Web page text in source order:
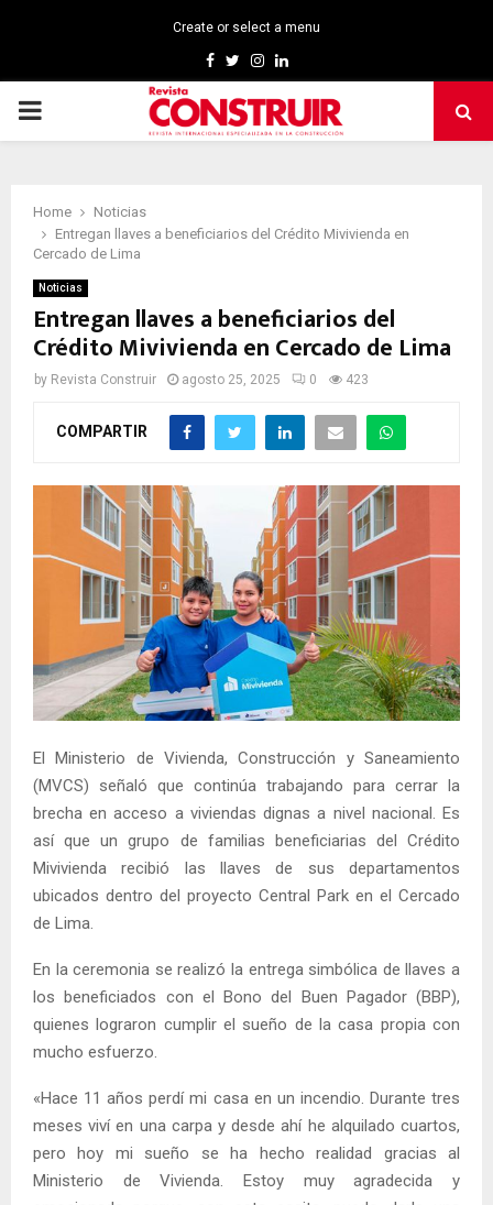
Create or select a menu
Facebook
TwitterInstagram
Linkedin
PRIMARY
Home
Noticias
Entregan llaves a beneficiarios del Crédito Mivivienda en
Cercado de Lima
Noticias
Entregan llaves a beneficiarios del
Crédito Mivivienda en Cercado de Lima
by Revista Construir agosto 25, 2025 0 423
COMPARTIR
El Ministerio de Vivienda, Construcción y Saneamiento
(MVCS) señaló que continúa trabajando para cerrar la
brecha en acceso a viviendas dignas a nivel nacional. Es
así que un grupo de familias beneficiarias del Crédito
Mivivienda recibió las llaves de sus departamentos
ubicados dentro del proyecto Central Park en el Cercado
de Lima.
En la ceremonia se realizó la entrega simbólica de llaves a
los beneficiados con el Bono del Buen Pagador (BBP),
quienes lograron cumplir el sueño de la casa propia con
mucho esfuerzo.
«Hace 11 años perdí mi casa en un incendio. Durante tres
meses viví en una carpa y desde ahí he alquilado cuartos,
pero hoy mi sueño se ha hecho realidad gracias al
Ministerio de Vivienda. Estoy muy agradecida y